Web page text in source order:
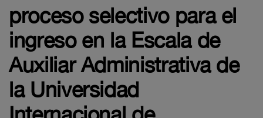
proceso selectivo para el
ingreso en la Escala de
Auxiliar Administrativa de
la Universidad